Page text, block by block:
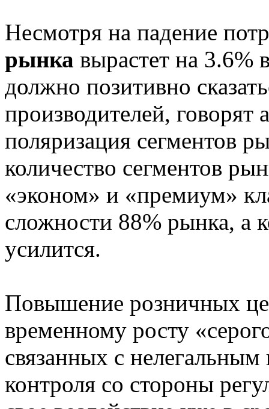
Несмотря на падение
рынка вырастет на 3.6%
должно позитивно
производителей, говорят
поляризация сегментов
количество сегментов
«эконом» и «премиум»
сложности 88% рынка, а
усилится.
Повышение розничных
временному росту
связанных с
контроля со стороны